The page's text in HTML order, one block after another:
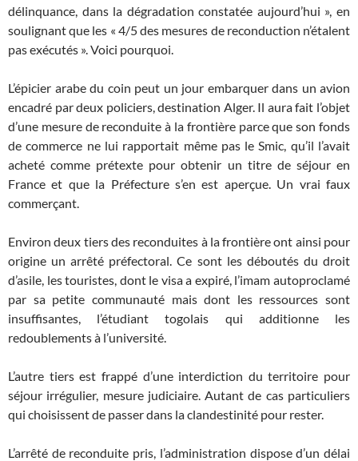
délinquance, dans la dégradation constatée aujourd’hui », en
soulignant que les « 4/5 des mesures de reconduction n’étalent
pas exécutés ». Voici pourquoi.
L’épicier arabe du coin peut un jour embarquer dans un avion
encadré par deux policiers, destination Alger. Il aura fait l’objet
d’une mesure de reconduite à la frontière parce que son fonds
de commerce ne lui rapportait même pas le Smic, qu’il l’avait
acheté comme prétexte pour obtenir un titre de séjour en
France et que la Préfecture s’en est aperçue. Un vrai faux
commerçant.
Environ deux tiers des reconduites à la frontière ont ainsi pour
origine un arrêté préfectoral. Ce sont les déboutés du droit
d’asile, les touristes, dont le visa a expiré, l’imam autoproclamé
par sa petite communauté mais dont les ressources sont
insuffisantes, l’étudiant togolais qui additionne les
redoublements à l’université.
L’autre tiers est frappé d’une interdiction du territoire pour
séjour irrégulier, mesure judiciaire. Autant de cas particuliers
qui choisissent de passer dans la clandestinité pour rester.
L’arrêté de reconduite pris, l’administration dispose d’un délai